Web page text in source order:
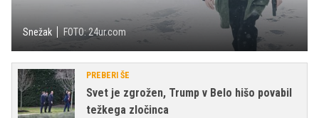
Snežak FOTO: 24ur.com
PREBERI ŠE
Svet je zgrožen, Trump v Belo hišo povabil
težkega zločinca